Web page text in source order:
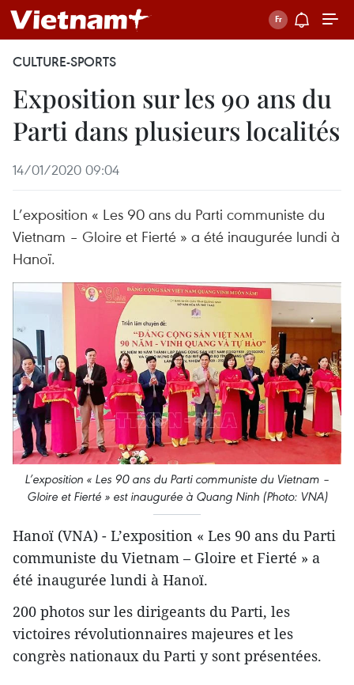
CULTURE-SPORTS
Exposition sur les 90 ans du
Parti dans plusieurs localités
14/01/2020 09:04
L’exposition « Les 90 ans du Parti communiste du
Vietnam – Gloire et Fierté » a été inaugurée lundi à
Hanoï.
L’exposition « Les 90 ans du Parti communiste du Vietnam –
Gloire et Fierté » est inaugurée à Quang Ninh (Photo: VNA)
Hanoï (VNA) - L’exposition « Les 90 ans du Parti
communiste du Vietnam – Gloire et Fierté » a
été inaugurée lundi à Hanoï.
200 photos sur les dirigeants du Parti, les
victoires révolutionnaires majeures et les
congrès nationaux du Parti y sont présentées.